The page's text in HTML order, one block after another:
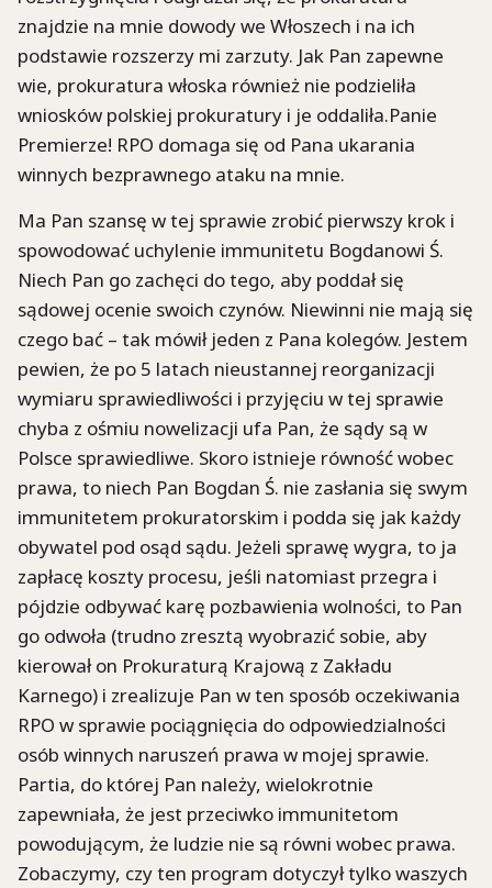
znajdzie na mnie dowody we Włoszech i na ich
podstawie rozszerzy mi zarzuty. Jak Pan zapewne
wie, prokuratura włoska również nie podzieliła
wniosków polskiej prokuratury i je oddaliła.Panie
Premierze! RPO domaga się od Pana ukarania
winnych bezprawnego ataku na mnie.
Ma Pan szansę w tej sprawie zrobić pierwszy krok i
spowodować uchylenie immunitetu Bogdanowi Ś.
Niech Pan go zachęci do tego, aby poddał się
sądowej ocenie swoich czynów. Niewinni nie mają się
czego bać – tak mówił jeden z Pana kolegów. Jestem
pewien, że po 5 latach nieustannej reorganizacji
wymiaru sprawiedliwości i przyjęciu w tej sprawie
chyba z ośmiu nowelizacji ufa Pan, że sądy są w
Polsce sprawiedliwe. Skoro istnieje równość wobec
prawa, to niech Pan Bogdan Ś. nie zasłania się swym
immunitetem prokuratorskim i podda się jak każdy
obywatel pod osąd sądu. Jeżeli sprawę wygra, to ja
zapłacę koszty procesu, jeśli natomiast przegra i
pójdzie odbywać karę pozbawienia wolności, to Pan
go odwoła (trudno zresztą wyobrazić sobie, aby
kierował on Prokuraturą Krajową z Zakładu
Karnego) i zrealizuje Pan w ten sposób oczekiwania
RPO w sprawie pociągnięcia do odpowiedzialności
osób winnych naruszeń prawa w mojej sprawie.
Partia, do której Pan należy, wielokrotnie
zapewniała, że jest przeciwko immunitetom
powodującym, że ludzie nie są równi wobec prawa.
Zobaczymy, czy ten program dotyczył tylko waszych